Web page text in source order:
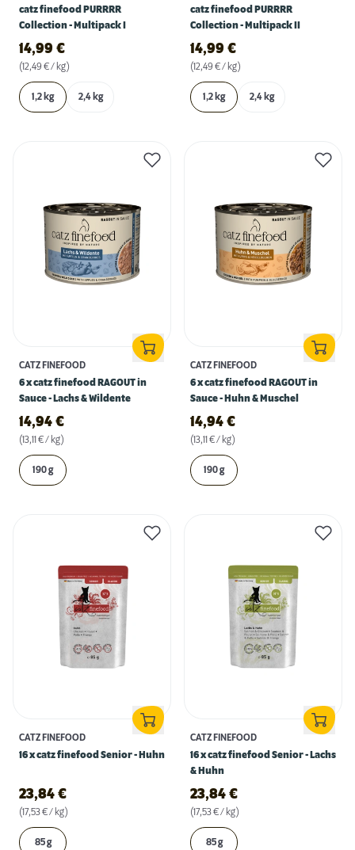
catz finefood PURRRR
Collection - Multipack I
14,99 €
(12,49 € / kg)
1,2 kg 2,4 kg
catz finefood PURRRR
Collection - Multipack II
14,99 €
(12,49 € / kg)
1,2 kg 2,4 kg
CATZ FINEFOOD
6 x catz finefood RAGOUT in
Sauce - Lachs & Wildente
14,94 €
(13,11 € / kg)
190 g
CATZ FINEFOOD
6 x catz finefood RAGOUT in
Sauce - Huhn & Muschel
14,94 €
(13,11 € / kg)
190 g
CATZ FINEFOOD
16 x catz finefood Senior - Huhn
23,84 €
(17,53 € / kg)
85 g
CATZ FINEFOOD
16 x catz finefood Senior - Lachs
& Huhn
23,84 €
(17,53 € / kg)
85 g